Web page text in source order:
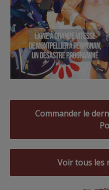
Commander le
Voir tous les